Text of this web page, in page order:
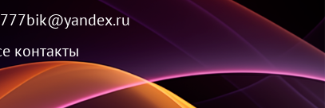
контакты